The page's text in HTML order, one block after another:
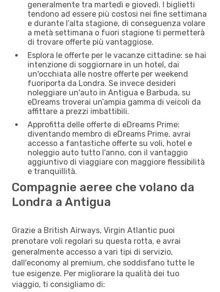
generalmente tra martedì e giovedì. I biglietti
tendono ad essere più costosi nei fine settimana
e durante l’alta stagione, di conseguenza volare
a metà settimana o fuori stagione ti permetterà
di trovare offerte più vantaggiose.
Esplora le offerte per le vacanze cittadine: se hai
intenzione di soggiornare in un hotel, dai
un'occhiata alle nostre offerte per weekend
fuoriporta da Londra. Se invece desideri
noleggiare un'auto in Antigua e Barbuda, su
eDreams troverai un’ampia gamma di veicoli da
affittare a prezzi imbattibili.
Approfitta delle offerte di eDreams Prime:
diventando membro di eDreams Prime, avrai
accesso a fantastiche offerte su voli, hotel e
noleggio auto tutto l'anno, con il vantaggio
aggiuntivo di viaggiare con maggiore flessibilità
e tranquillità.
Compagnie aeree che volano da
Londra a Antigua
Grazie a British Airways, Virgin Atlantic puoi
prenotare voli regolari su questa rotta, e avrai
generalmente accesso a vari tipi di servizio,
dall'economy al premium, che soddisfano tutte le
tue esigenze. Per migliorare la qualità dei tuo
viaggio, ti consigliamo di: